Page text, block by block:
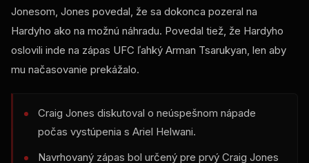
Jonesom, Jones povedal, že sa dokonca pozeral na
Hardyho ako na možnú náhradu. Povedal tiež, že Hardyho
oslovili inde na zápas UFC ľahký Arman Tsarukyan, len aby
mu načasovanie prekážalo.
Craig Jones diskutoval o neúspešnom nápade
počas vystúpenia s Ariel Helwani.
Navrhovaný zápas bol určený pre prvý Craig Jones